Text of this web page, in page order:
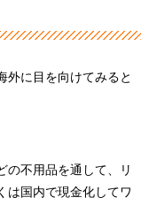
外に目を向けてみると
の不用品を通して、リ
は国内で現金化してワ